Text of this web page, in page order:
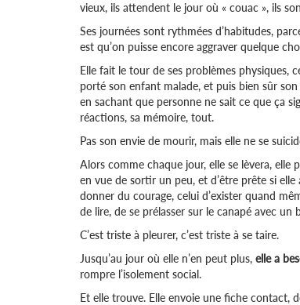
vieux, ils attendent le jour où « couac », ils
Ses journées sont rythmées d’habitudes,
est qu’on puisse encore aggraver quelque
Elle fait le tour de ses problèmes physiques,
porté son enfant malade, et puis bien sûr
en sachant que personne ne sait ce que ça
réactions, sa mémoire, tout.
Pas son envie de mourir, mais elle ne se
Alors comme chaque jour, elle se lèvera, elle
en vue de sortir un peu, et d’être prête si
donner du courage, celui d’exister quand
de lire, de se prélasser sur le canapé avec un
C’est triste à pleurer, c’est triste à se taire.
Jusqu’au jour où elle n’en peut plus, elle a
rompre l’isolement social.
Et elle trouve. Elle envoie une fiche contact,